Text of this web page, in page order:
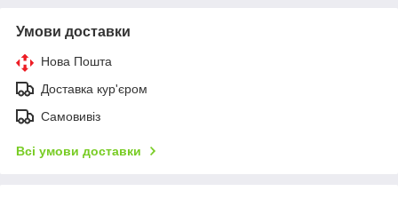
Умови доставки
Нова Пошта
Доставка кур'єром
Самовивіз
Всі умови доставки